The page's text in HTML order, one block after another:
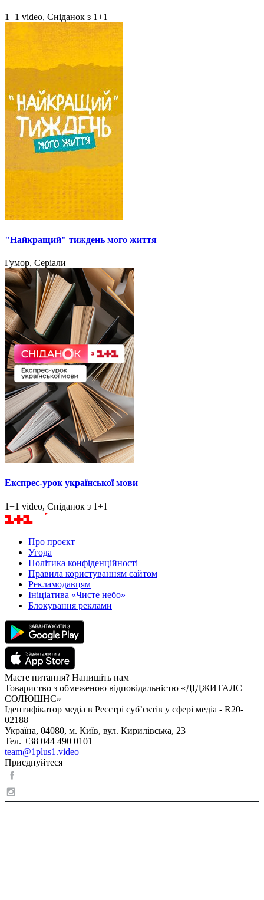
1+1 video, Сніданок з 1+1
"Найкращий" тиждень мого життя
Гумор, Серіали
Експрес-урок української мови
1+1 video, Сніданок з 1+1
Про проєкт
Угода
Політика конфіденційності
Правила користуванням сайтом
Рекламодавцям
Ініціатива «Чисте небо»
Блокування реклами
Маєте питання? Напишіть нам
Товариство з обмеженою відповідальністю «ДІДЖИТАЛС
СОЛЮШНС»
Ідентифікатор медіа в Реєстрі суб’єктів у сфері медіа - R20-
02188
Україна, 04080, м. Київ, вул. Кирилівська, 23
Тел. +38 044 490 0101
team@1plus1.video
Приєднуйтеся